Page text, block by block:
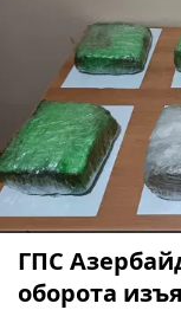
ГПС
оборота